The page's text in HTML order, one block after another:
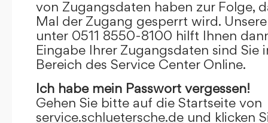
von Zugangsdaten haben zur Folge,
Mal der Zugang gesperrt wird.
unter 0511 8550-8100 hilft Ihnen
Eingabe Ihrer Zugangsdaten sind Sie
Bereich des Service Center Online.
Ich habe mein Passwort vergessen!
Gehen Sie bitte auf die Startseite von
service.schluetersche.de und klicken